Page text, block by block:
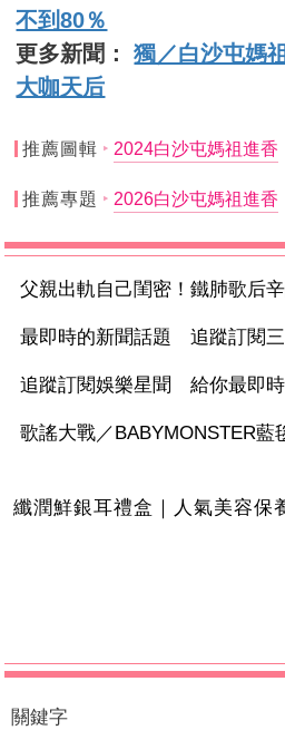
不到80％
更多新聞：獨／白沙屯媽
大咖天后
推薦圖輯 2024白沙屯媽祖進香
推薦專題 2026白沙屯媽祖進香
父親出軌自己閨密！鐵肺歌后
最即時的新聞話題 追蹤訂閱
追蹤訂閱娛樂星聞 給你最即
歌謠大戰／BABYMONSTER藍
纖潤鮮銀耳禮盒｜人氣美容保
關鍵字